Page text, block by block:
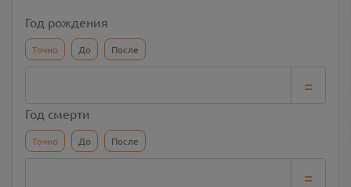
Год рождения
Точно До После
=
Год смерти
Точно До После
=